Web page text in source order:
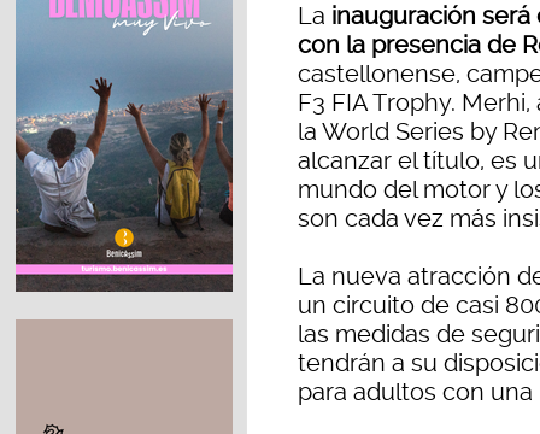
La inauguración será
con la presencia de
castellonense,
F3 FIA Trophy.
la World Series by
alcanzar el título, es
mundo del motor y
son cada vez más
La nueva atracción
un circuito de casi
las medidas de
tendrán a su
para adultos con